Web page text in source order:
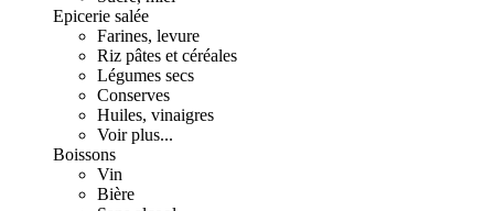
Epicerie salée
Farines, levure
Riz pâtes et céréales
Légumes secs
Conserves
Huiles, vinaigres
Voir plus...
Boissons
Vin
Bière